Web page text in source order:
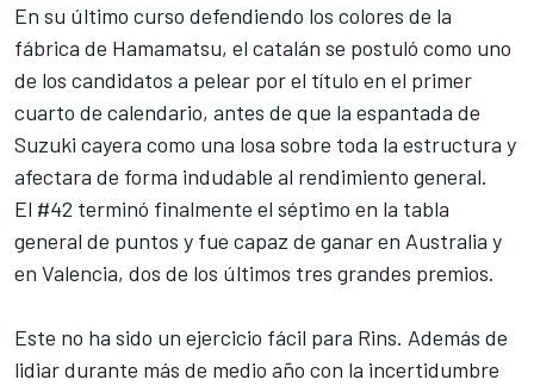
En su último curso defendiendo los colores de la
fábrica de Hamamatsu, el catalán se postuló como uno
de los candidatos a pelear por el título en el primer
cuarto de calendario, antes de que la espantada de
Suzuki cayera como una losa sobre toda la estructura y
afectara de forma indudable al rendimiento general.
El #42 terminó finalmente el séptimo en la tabla
general de puntos y fue capaz de ganar en Australia y
en Valencia, dos de los últimos tres grandes premios.
Este no ha sido un ejercicio fácil para Rins. Además de
lidiar durante más de medio año con la incertidumbre